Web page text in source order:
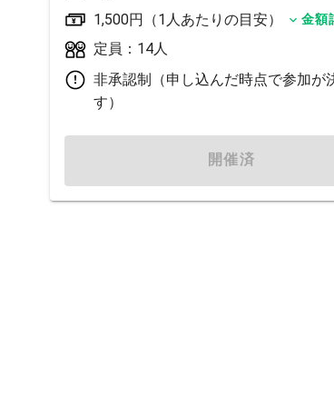
1,500円（1人あたりの目安）
金額
定員：14人
非承認制（申し込んだ時点で参加が
す）
開催済